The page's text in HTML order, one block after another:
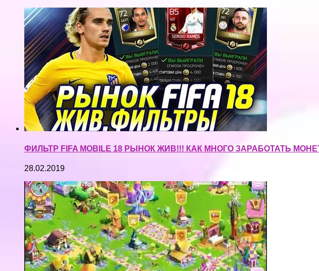
ФИЛЬТР FIFA MOBILE 18 РЫНОК ЖИВ!!! КАК МНОГО ЗАРАБОТАТЬ
28.02.2019